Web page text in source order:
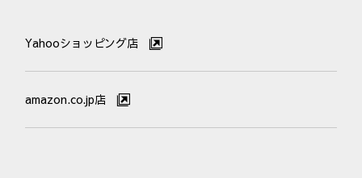
Yahooショッピング店
amazon.co.jp店